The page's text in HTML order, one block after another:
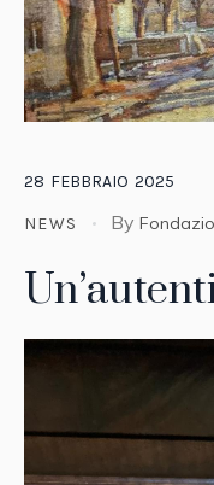
28 FEBBRAIO 2025
NEWS By